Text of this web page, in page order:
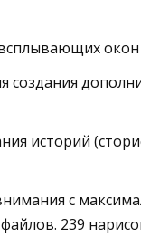
окон
создания
историй
с
239